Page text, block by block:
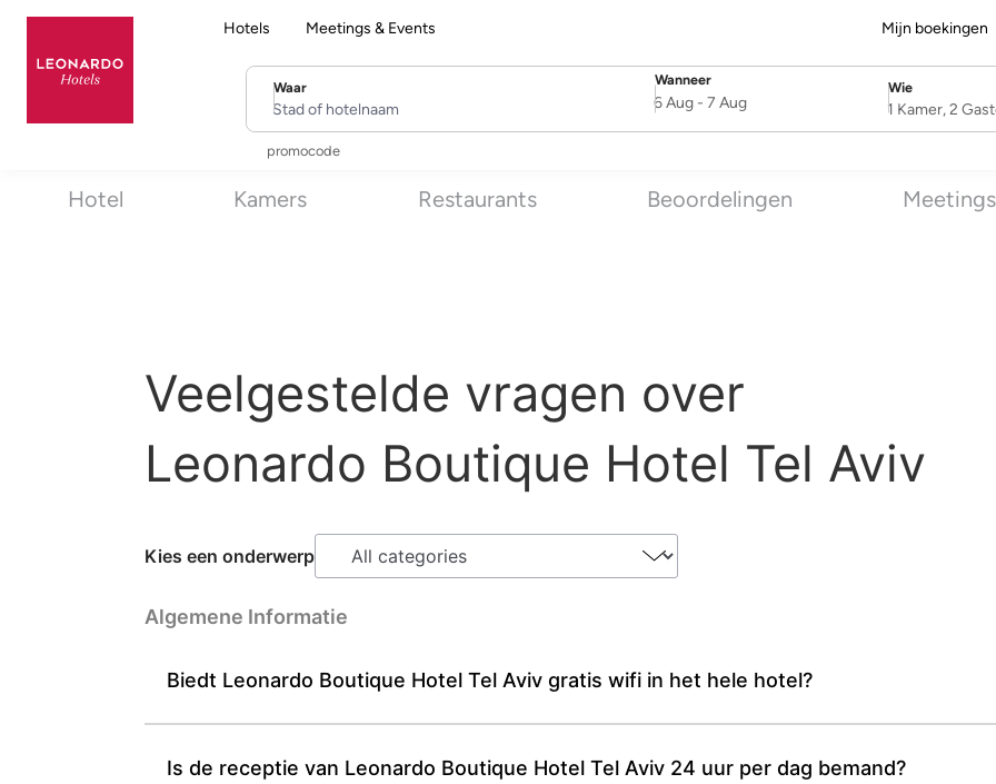
Hotels Meetings & Events Mijn boekingen
Waar
Stad of hotelnaam
Wanneer
SelectDate
6 Aug- 7 Aug
Wie
Username
1 Kamer, 2
promocode
Hotel Kamers Restaurants Beoordelingen
Veelgestelde vragen over
Leonardo Boutique Hotel Tel Aviv
Kies een onderwerp
Algemene Informatie
Biedt Leonardo Boutique Hotel Tel Aviv gratis wifi in het hele hotel?
Is de receptie van Leonardo Boutique Hotel Tel Aviv 24 uur per dag bemand?